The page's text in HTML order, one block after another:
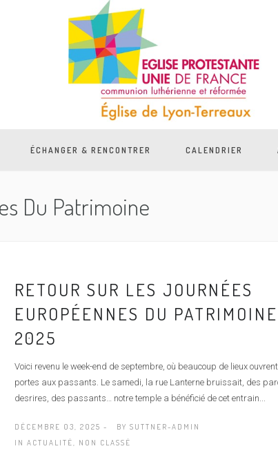
ÉCHANGER & RENCONTRER CALENDRIER
Du Patrimoine
RETOUR SUR LES JOURNÉES
EUROPÉENNES DU PATRIMOINE
2025
Voici revenu le week-end de septembre, où beaucoup de lieux
portes aux passants. Le samedi, la rue Lanterne bruissait, des
desrires, des passants… notre temple a bénéficié de cet entrain...
DÉCEMBRE 03, 2025 - BY SUTTNER-ADMIN
IN ACTUALITÉ NON CLASSÉ